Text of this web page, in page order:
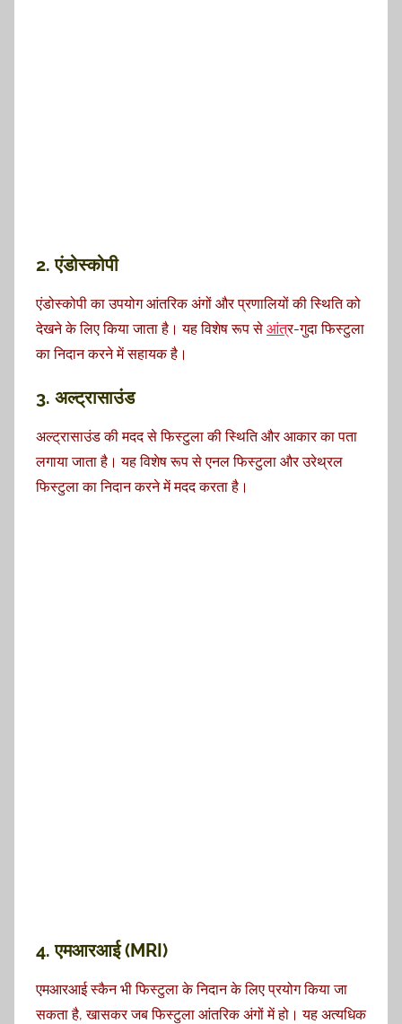
2. एंडोस्कोपी
एंडोस्कोपी का उपयोग आंतरिक अंगों और प्रणालियों की स्थिति को
देखने के लिए किया जाता है। यह विशेष रूप से आंत्र-गुदा फिस्टुला
का निदान करने में सहायक है।
3. अल्ट्रासाउंड
अल्ट्रासाउंड की मदद से फिस्टुला की स्थिति और आकार का पता
लगाया जाता है। यह विशेष रूप से एनल फिस्टुला और उरेथ्रल
फिस्टुला का निदान करने में मदद करता है।
4. एमआरआई (MRI)
एमआरआई स्कैन भी फिस्टुला के निदान के लिए प्रयोग किया जा
सकता है, खासकर जब फिस्टुला आंतरिक अंगों में हो। यह अत्यधिक